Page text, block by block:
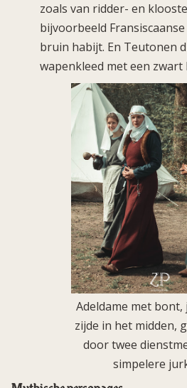
zoals van ridder- en
bijvoorbeeld
bruin habijt. En Teutonen
wapenkleed met een zwart
Adeldame met bont,
zijde in het midden,
door twee
simpelere